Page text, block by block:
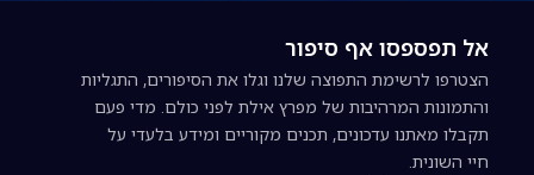
אל תפספסו אף סיפור
הצטרפו לרשימת התפוצה שלנו וגלו את הסיפורים, התגליות
והתמונות המרהיבות של מפרץ אילת לפני כולם. מדי פעם
תקבלו מאתנו עדכונים, תכנים מקוריים ומידע בלעדי על
חיי השונית.